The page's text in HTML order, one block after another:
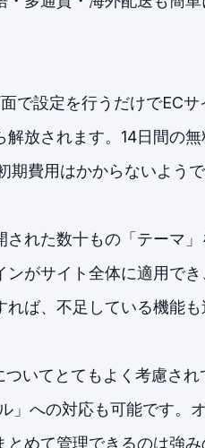
設定を行うだけでECサ
放されます。14日間の
費用はかからないようで
れた数十もの「テーマ
がサイト全体に適用で
ば、不足している機能も
いてとてもよく考慮され
」への対応も可能です。
めて管理できるのは強